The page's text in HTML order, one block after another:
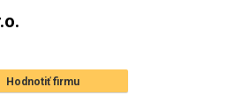
Hodnotiť firmu